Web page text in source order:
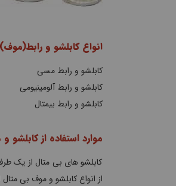
انواع کابلشو و رابط(موف)
کابلشو و رابط مسی
کابلشو و رابط آلومینیومی
کابلشو و رابط بیمتال
موارد استفاده از
کابلشو های بی متال از یک
از انواع کابلشو و موف بی متال